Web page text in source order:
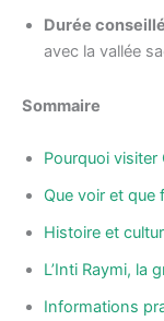
Durée
avec la vallée
Sommaire
Pourquoi visiter
Que voir et que
Histoire et
L’Inti Raymi, la
Informations